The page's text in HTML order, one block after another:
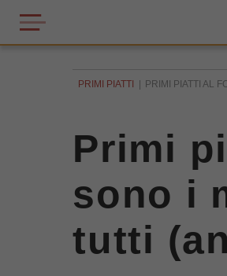
PRIMI PIATTI PRIMI PIATTI AL
Primi
sono i
tutti